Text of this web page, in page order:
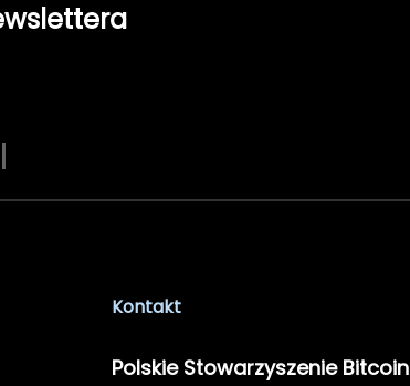
Kontakt
Polskie Stowarzyszenie Bitcoin